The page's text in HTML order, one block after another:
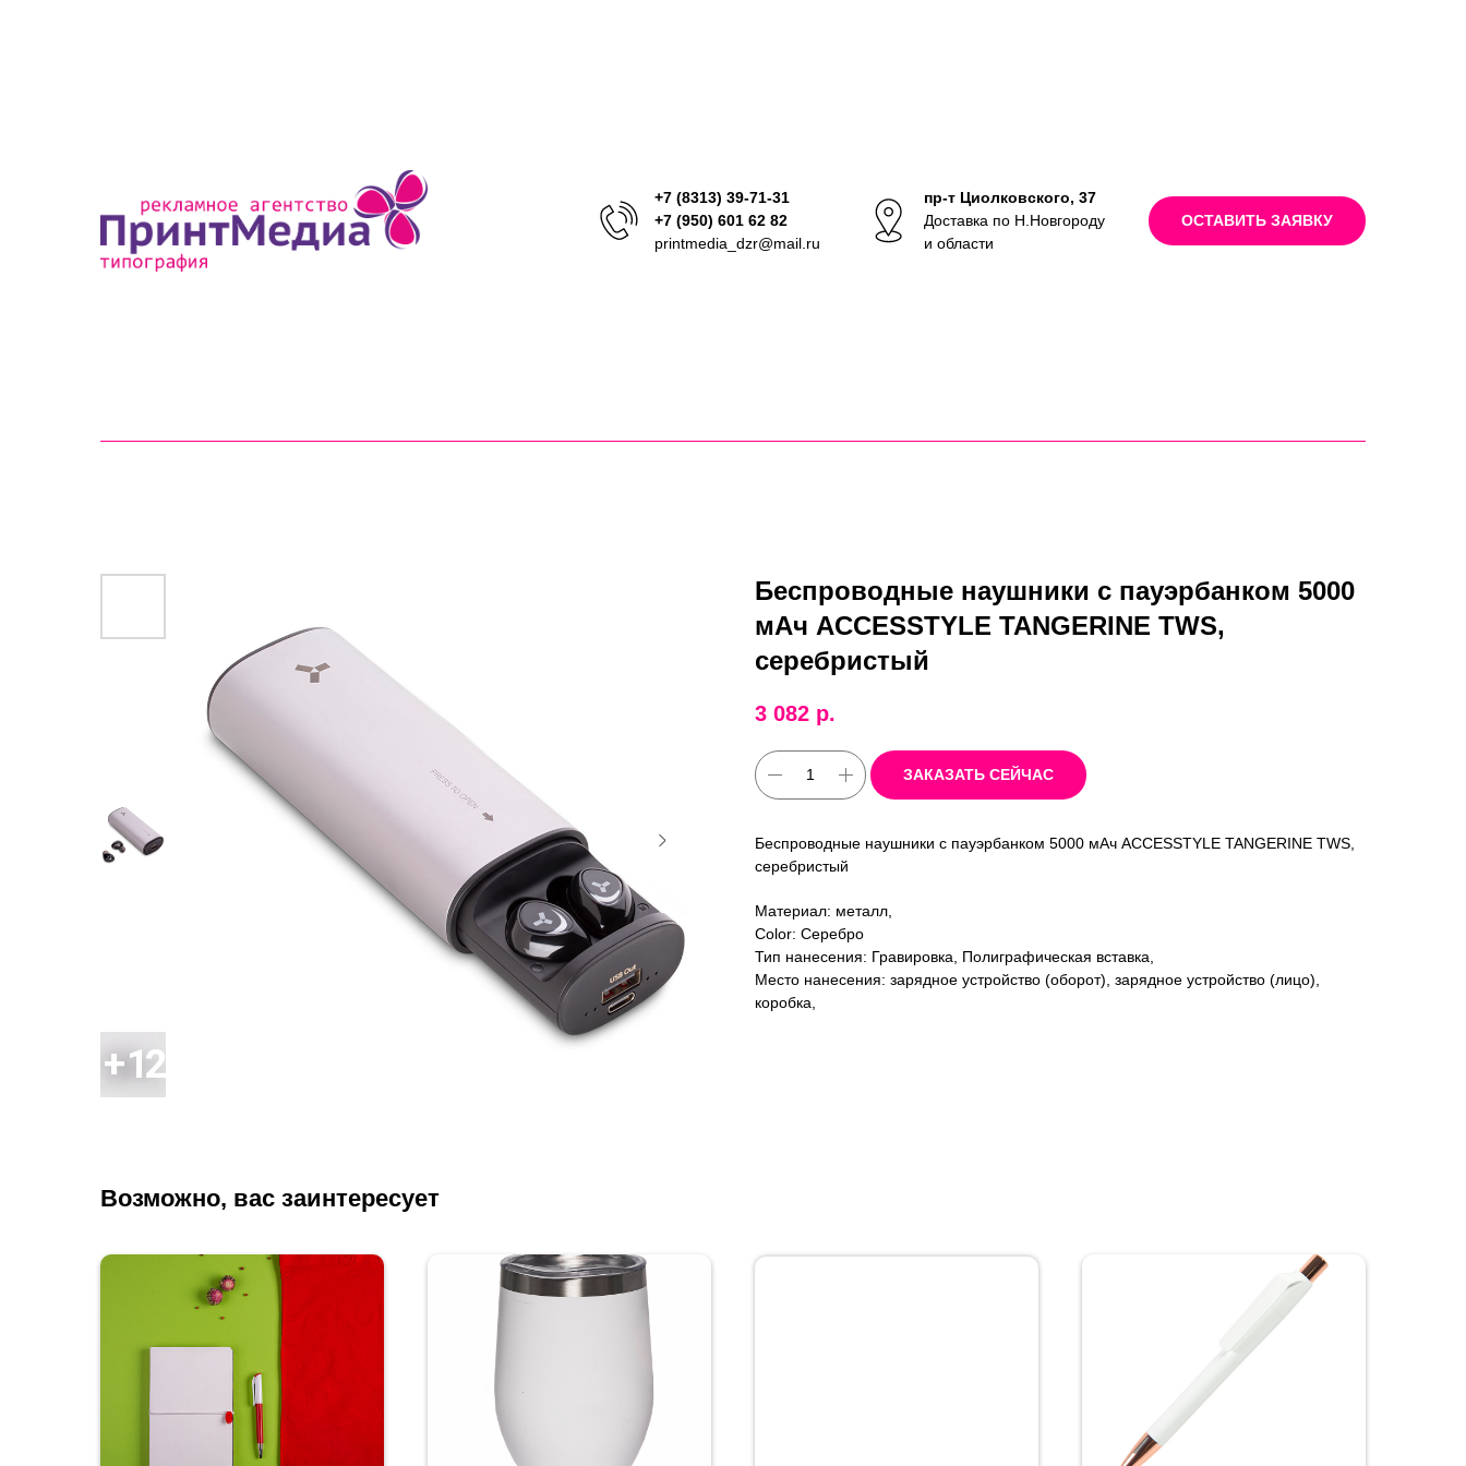
+7 (8313) 39-71-31
+7 (950) 601 62 82
printmedia_dzr@mail.ru
пр-т Циолковского, 37
Доставка по Н.Новгороду
и области
ОСТАВИТЬ ЗАЯВКУ
Беспроводные наушники с пауэрбанком 5000
мАч ACCESSTYLE TANGERINE TWS,
серебристый
3 082 р.
ЗАКАЗАТЬ СЕЙЧАС
Беспроводные наушники с пауэрбанком 5000 мАч ACCESSTYLE TANGERINE TWS,
серебристый
Материал: металл,
Color: Серебро
Тип нанесения: Гравировка, Полиграфическая вставка,
Место нанесения: зарядное устройство (оборот), зарядное устройство (лицо),
коробка,
Возможно, вас заинтересует